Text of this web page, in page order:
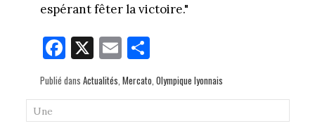
espérant fêter la victoire."
Fa
ce
bo
ok
X E
m
ail
Pa
rt
ag
er
Publié dans Actualités, Mercato, Olympique lyonnais
Une